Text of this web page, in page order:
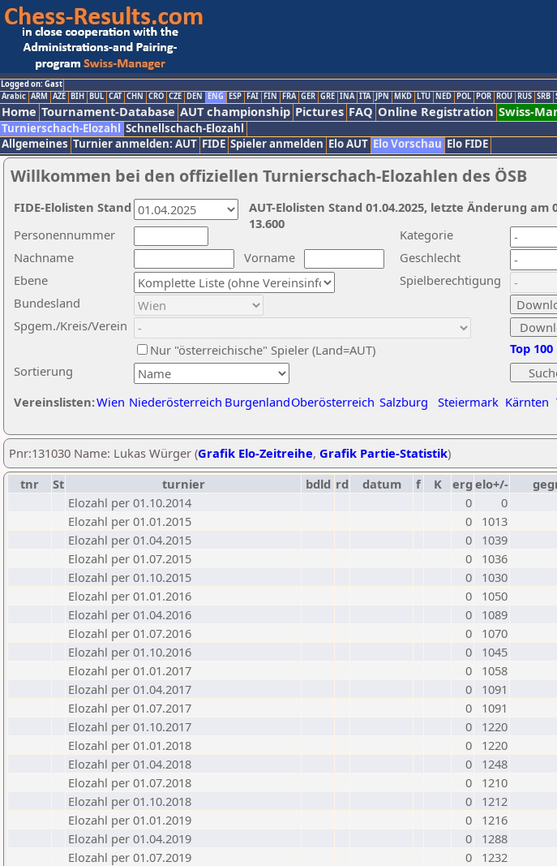
Logged on: Gast
Arabic ARM AZE BIH BUL CAT CHN CRO CZE DEN ENG ESP FAI FIN FRA GER GRE INA ITA JPN MKD LTU NED POL POR ROU RUS SRB
Home Tournament-Database AUT championship Pictures FAQ Online Registration Swiss-
Turnierschach-Elozahl Schnellschach-Elozahl
Allgemeines Turnier anmelden: AUT FIDE Spieler anmelden Elo AUT Elo Vorschau Elo FIDE
Willkommen bei den offiziellen Turnierschach-Elozahlen des ÖSB
Nachname
Vorname
Ebene
Kategorie
Sortierung
Personennummer
Bundesland
Spgem./Kreis/Verein
Geschlecht
Nur "österreichische" Spieler (Land=AUT)
Spielberechtigung
Vereinslisten:Wien Niederösterreich BurgenlandOberösterreich Salzburg Steiermark Kärnten
Top 100
AUT-Elolisten Stand 01.04.2025, letzte Änderung am
13.600
FIDE-Elolisten Stand
Pnr:131030 Name: Lukas Würger (Grafik Elo-Zeitreihe, Grafik Partie-Statistik)
tnr
St turnier bdld rd datum f K erg elo+/-
Elozahl per 01.10.2014
0
0
Elozahl per 01.01.2015
0
1013
Elozahl per 01.04.2015
0
1039
Elozahl per 01.07.2015
0
1036
Elozahl per 01.10.2015
0
1030
Elozahl per 01.01.2016
0
1050
Elozahl per 01.04.2016
0
1089
Elozahl per 01.07.2016
0
1070
Elozahl per 01.10.2016
0
1045
Elozahl per 01.01.2017
0
1058
Elozahl per 01.04.2017
0
1091
Elozahl per 01.07.2017
0
1091
Elozahl per 01.10.2017
0
1220
Elozahl per 01.01.2018
0
1220
Elozahl per 01.04.2018
0
1248
Elozahl per 01.07.2018
0
1210
Elozahl per 01.10.2018
0
1212
Elozahl per 01.01.2019
0
1216
Elozahl per 01.04.2019
0
1288
Elozahl per 01.07.2019
0
1232